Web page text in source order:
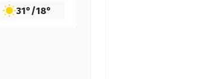
31°/18°